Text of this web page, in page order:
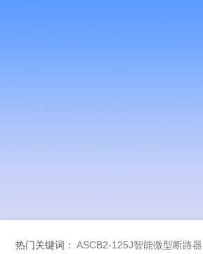
热门关键词： ASCB2-125J智能微型断路器